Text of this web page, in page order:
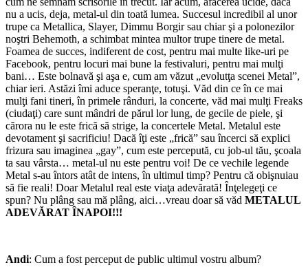
nu a ucis, deja, metal-ul din toată lumea. Succesul incredibil al unor
trupe ca Metallica, Slayer, Dimmu Borgir sau chiar şi a polonezilor
noştri Behemoth, a schimbat mintea multor trupe tinere de metal.
Foamea de succes, indiferent de cost, pentru mai multe like-uri pe
Facebook, pentru locuri mai bune la festivaluri, pentru mai mulţi
bani… Este bolnavă şi aşa e, cum am văzut „evolutţa scenei Metal”,
chiar ieri. Astăzi îmi aduce speranţe, totuşi. Văd din ce în ce mai
mulţi fani tineri, în primele rânduri, la concerte, văd mai mulţi Freaks
(ciudaţi) care sunt mândri de părul lor lung, de gecile de piele, şi
cărora nu le este frică să strige, la concertele Metal. Metalul este
devotament şi sacrificiu! Dacă îţi este „frică” sau încerci să explici
frizura sau imaginea „gay”, cum este percepută, cu job-ul tău, şcoala
ta sau vârsta… metal-ul nu este pentru voi! De ce vechile legende
Metal s-au întors atât de intens, în ultimul timp? Pentru că obişnuiau
să fie reali! Doar Metalul real este viaţa adevărată! Înţelegeţi ce
spun? Nu plâng sau mă plâng, aici…vreau doar să văd METALUL
ADEVĂRAT ÎNAPOI!!!
Andi: Cum a fost perceput de public ultimul vostru album?